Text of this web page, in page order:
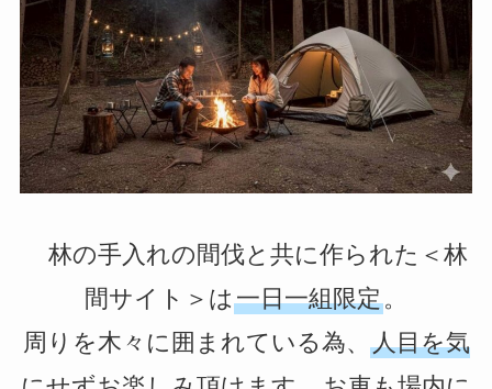
林の手入れの間伐と共に作られた＜林
間サイト＞は 一日一組限定。
周りを木々に囲まれている為、 人目を気